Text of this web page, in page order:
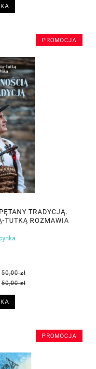
TRADYCJĄ.
TUTKĄ ROZMAWIA
50,00 zł
50,00 zł
PROMOCJA
PROMOCJA